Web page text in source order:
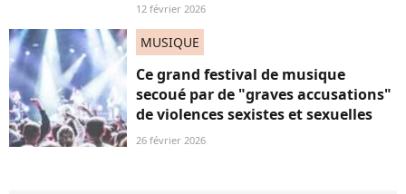
12 février 2026
MUSIQUE
Ce grand festival de musique
secoué par de "graves accusations"
de violences sexistes et sexuelles
26 février 2026